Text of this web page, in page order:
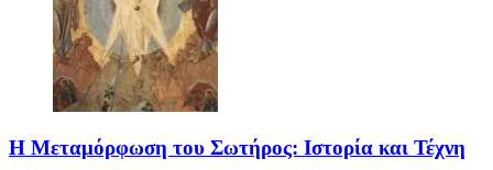
Η Μεταμόρφωση του Σωτήρος: Ιστορία και Τέχνη